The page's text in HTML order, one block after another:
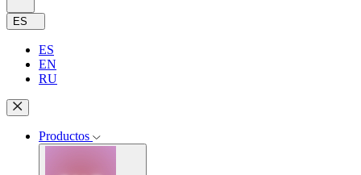
ES
ES
EN
RU
Productos